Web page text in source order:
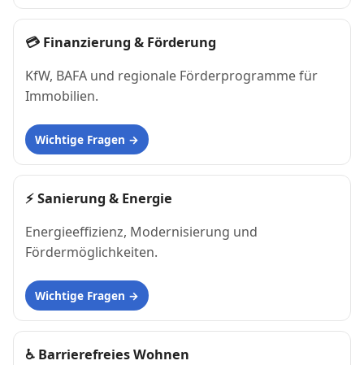
💳 Finanzierung & Förderung
KfW, BAFA und regionale Förderprogramme für
Immobilien.
Wichtige Fragen
⚡Sanierung & Energie
Energieeffizienz, Modernisierung und
Fördermöglichkeiten.
Wichtige Fragen
♿ Barrierefreies Wohnen